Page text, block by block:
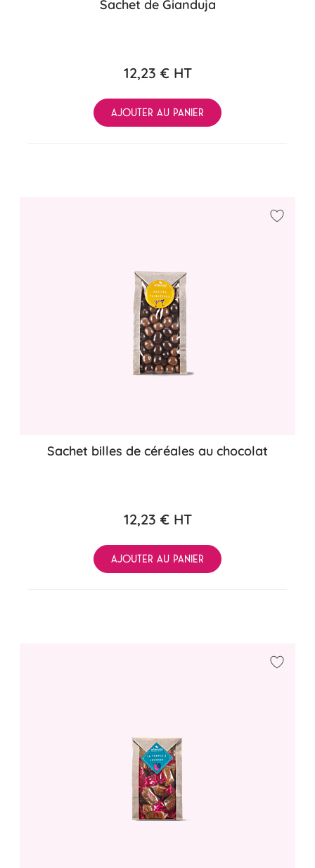
Sachet de Gianduja
12,23 €HT
AJOUTER AU PANIER
Sachet billes de céréales au chocolat
12,23 €HT
AJOUTER AU PANIER